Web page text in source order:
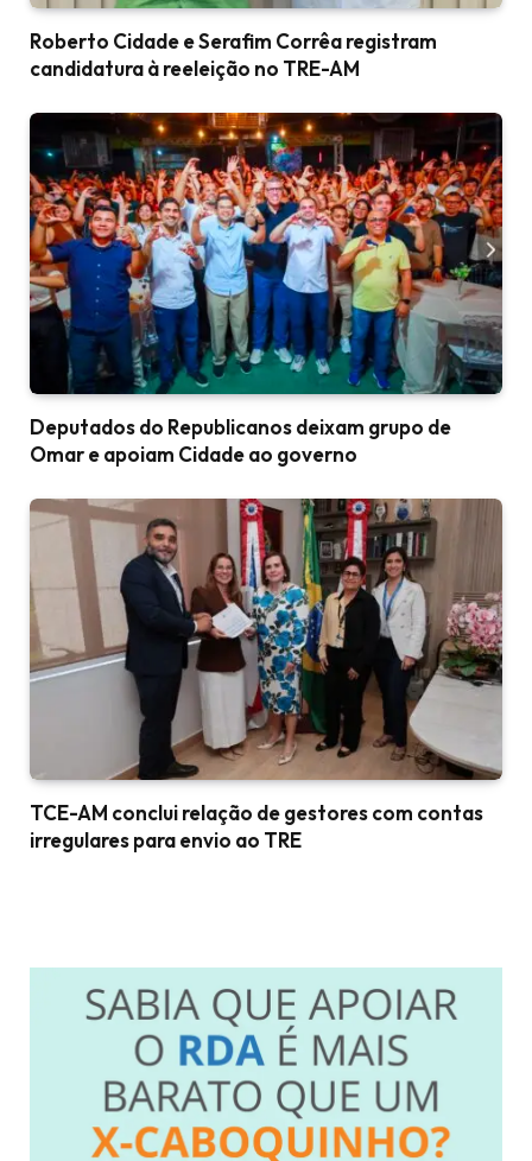
Roberto Cidade e Serafim Corrêa registram
candidatura à reeleição no TRE-AM
Deputados do Republicanos deixam grupo de
Omar e apoiam Cidade ao governo
TCE-AM conclui relação de gestores com contas
irregulares para envio ao TRE